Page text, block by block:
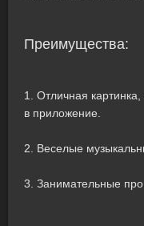
Преимущества:
1. Отличная
в приложение.
2. Веселые
3. Занимательные